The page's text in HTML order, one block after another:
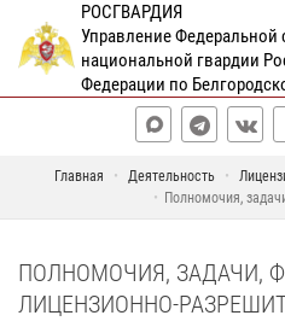
РОСГВАРДИЯ
Управление Федеральной
национальной гвардии
Федерации по
Главная Деятельность
Полномочия,
ПОЛНОМОЧИЯ, ЗАДАЧИ,
ЛИЦЕНЗИОННО-